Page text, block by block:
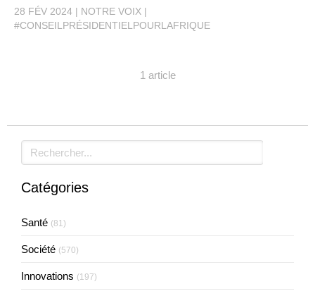
28 FÉV 2024
NOTRE VOIX
#CONSEILPRÉSIDENTIELPOURLAFRIQUE
1 article
Rechercher
Catégories
Santé (81)
Société (570)
Innovations (197)